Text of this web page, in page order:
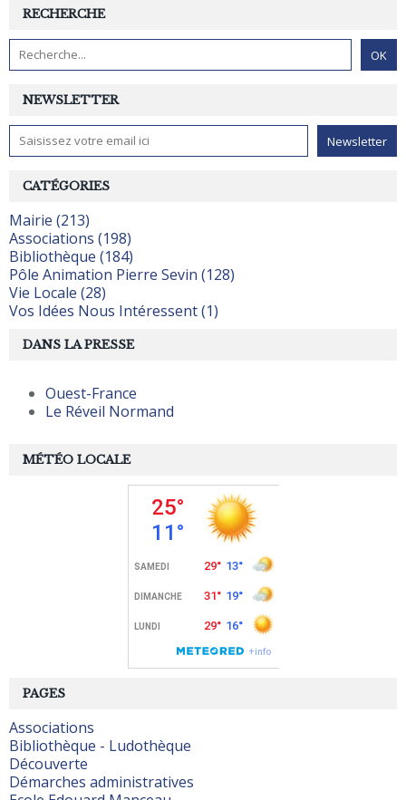
NEWSLETTER
RECHERCHE
PAGES
Associations
Bibliothèque - Ludothèque
Découverte
Démarches administratives
CATÉGORIES
Mairie (213)
Associations (198)
Bibliothèque (184)
Pôle Animation Pierre Sevin (128)
Vie Locale (28)
Vos Idées Nous Intéressent (1)
MÉTÉO LOCALE
DANS LA PRESSE
Ouest-France
Le Réveil Normand